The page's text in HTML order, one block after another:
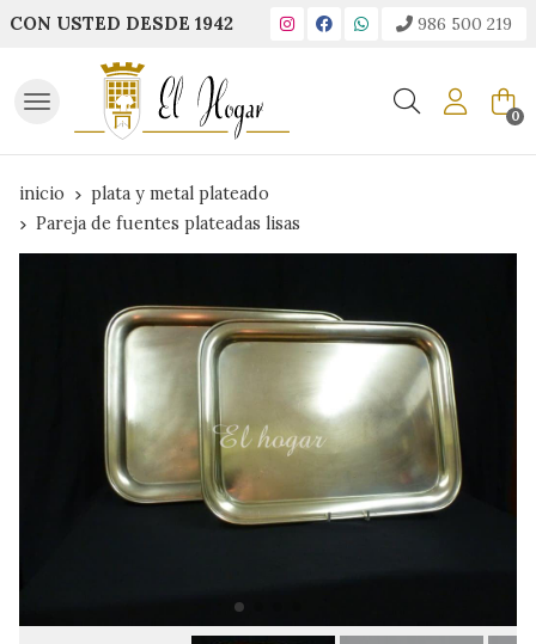
CON USTED DESDE 1942 986 500 219
Buscar 0
inicio
plata y metal plateado
Pareja de fuentes plateadas lisas